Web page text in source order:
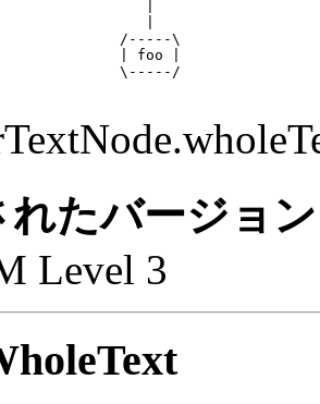
/-----\
| foo |
\-----/
れたバージョ
Level 3